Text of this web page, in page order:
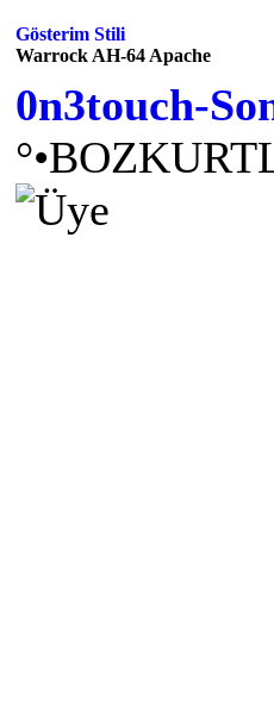
Gösterim Stili
Warrock AH-64 Apache
0n3touch-